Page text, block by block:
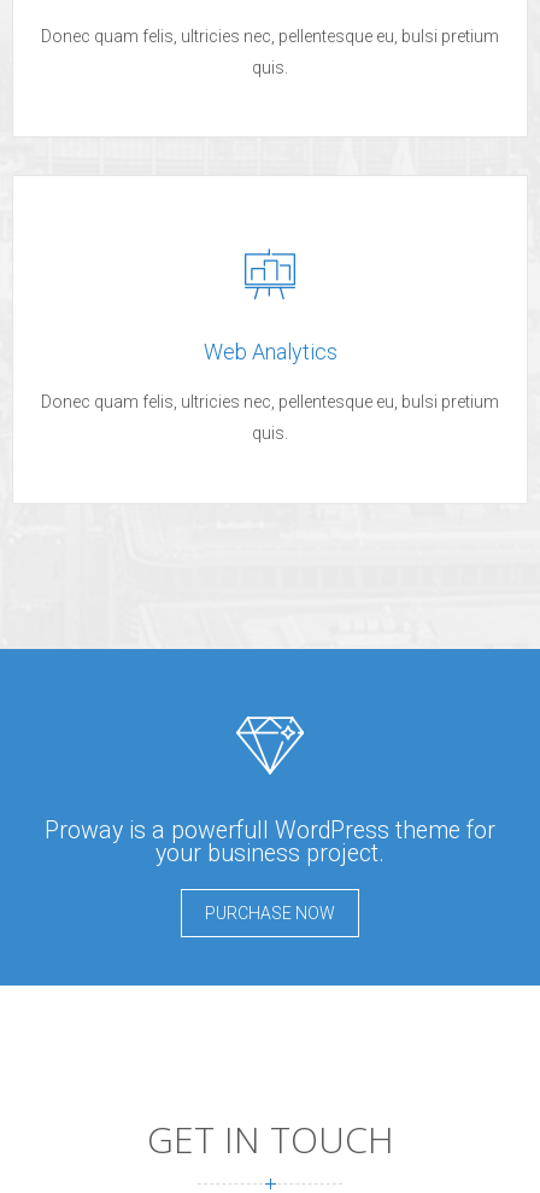
Donec quam felis, ultricies nec, pellentesque eu, bulsi pretium
quis.
Web Analytics
Donec quam felis, ultricies nec, pellentesque eu, bulsi pretium
quis.
Proway is a powerfull WordPress theme for
your business project.
PURCHASE NOW
GET IN TOUCH